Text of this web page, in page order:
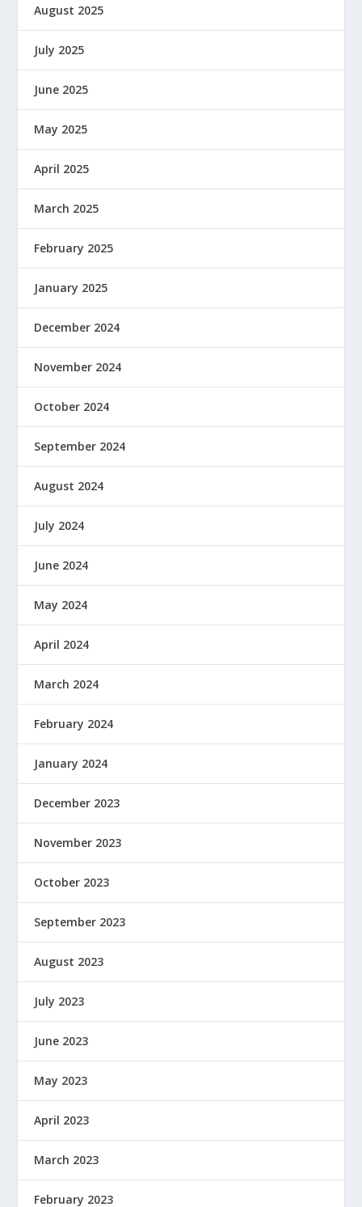
August 2025
July 2025
June 2025
May 2025
April 2025
March 2025
February 2025
January 2025
December 2024
November 2024
October 2024
September 2024
August 2024
July 2024
June 2024
May 2024
April 2024
March 2024
February 2024
January 2024
December 2023
November 2023
October 2023
September 2023
August 2023
July 2023
June 2023
May 2023
April 2023
March 2023
February 2023